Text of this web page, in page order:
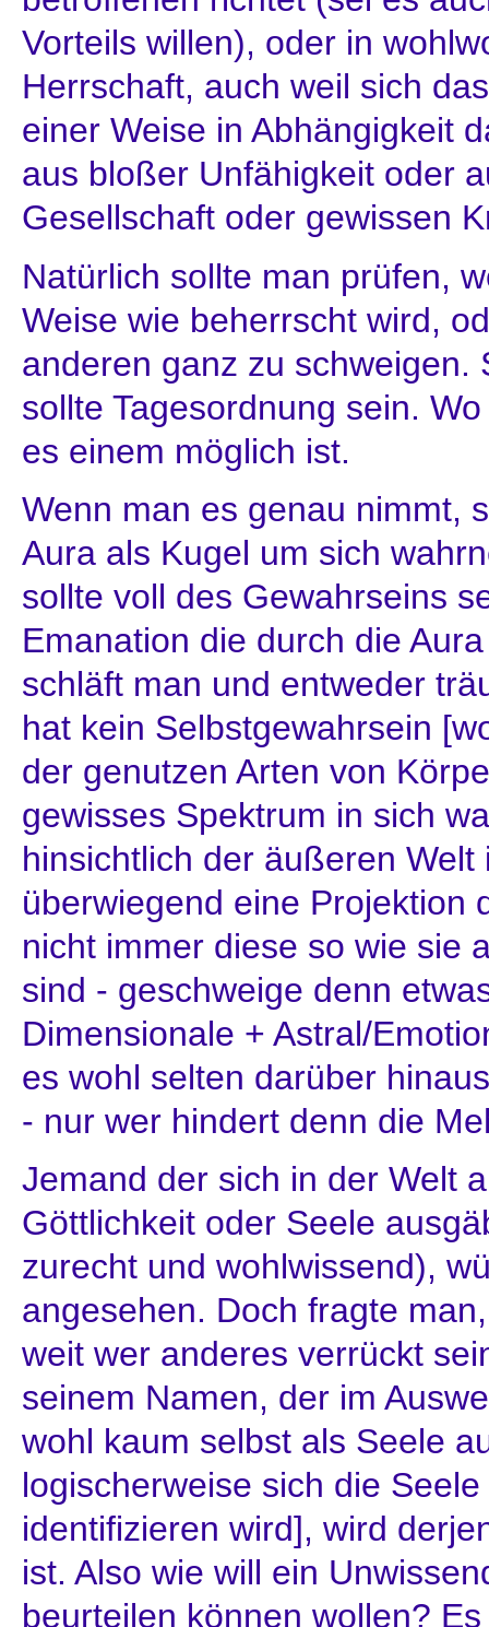
Vorteils willen), oder in
Herrschaft, auch weil sich
einer Weise in Abhängigkeit
aus bloßer Unfähigkeit oder
Gesellschaft oder gewissen
Natürlich sollte man prüfen,
Weise wie beherrscht wird,
anderen ganz zu schweigen.
sollte Tagesordnung sein.
es einem möglich ist.
Wenn man es genau nimmt,
Aura als Kugel um sich
sollte voll des Gewahrseins
Emanation die durch die
schläft man und entweder
hat kein Selbstgewahrsein
der genutzen Arten von
gewisses Spektrum in sich
hinsichtlich der äußeren Welt
überwiegend eine Projektion
nicht immer diese so wie sie
sind - geschweige denn
Dimensionale + Astral/
es wohl selten darüber
- nur wer hindert denn die
Jemand der sich in der Welt
Göttlichkeit oder Seele
zurecht und wohlwissend),
angesehen. Doch fragte
weit wer anderes verrückt
seinem Namen, der im
wohl kaum selbst als Seele
logischerweise sich die
identifizieren wird], wird
ist. Also wie will ein
beurteilen können wollen?